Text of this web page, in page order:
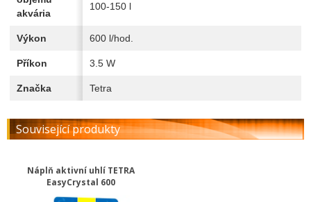
akvária
100-150 l
Výkon 600 l/hod.
Příkon 3.5 W
Značka Tetra
Související produkty
Náplň aktivní uhlí TETRA
EasyCrystal 600